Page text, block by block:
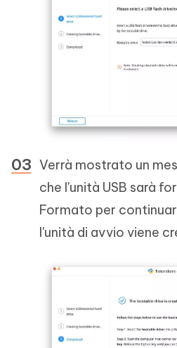
Verrà mostrato un
che l'unità USB sarà
Formato per
l'unità di avvio viene